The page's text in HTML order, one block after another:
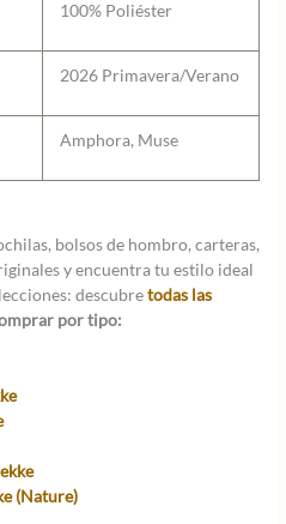
100% Poliéster
2026 Primavera/Verano
Amphora, Muse
bolsos de hombro, carteras,
y encuentra tu estilo ideal
descubretodas las
por tipo:
(Nature)